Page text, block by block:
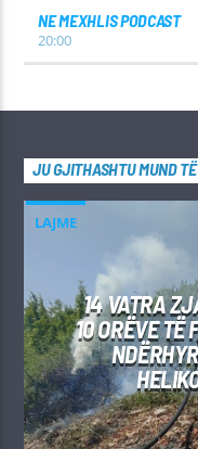
NE MEXHLIS PODCAST
20:00
JU GJITHASHTU MUND
LAJME
14 VATRA
10 ORËVE TË